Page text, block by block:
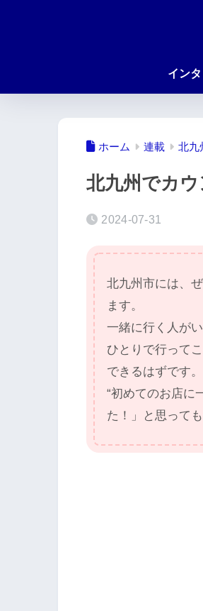
イン
ホーム 連載 北九
北九州でカ
2024-07-31
北九州市には、
ます。
一緒に行く人が
ひとりで行って
できるはずです。
“初めてのお店に
た！」と思って